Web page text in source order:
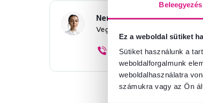
Beleegyezés
Ez a weboldal sütiket
Sütiket használunk a
weboldalforgalmunk
weboldalhasználatra
számukra vagy az Ön
Nem találta meg a
Vegye fel velünk a
+36 20 512 1458